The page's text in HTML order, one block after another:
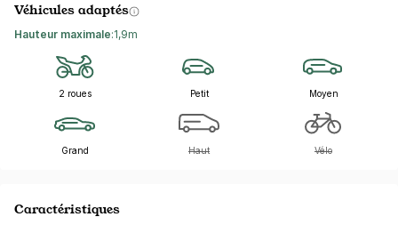
Véhicules adaptés
Hauteur maximale:1,9m
2 roues Petit Moyen
Grand Haut Vélo
Caractéristiques